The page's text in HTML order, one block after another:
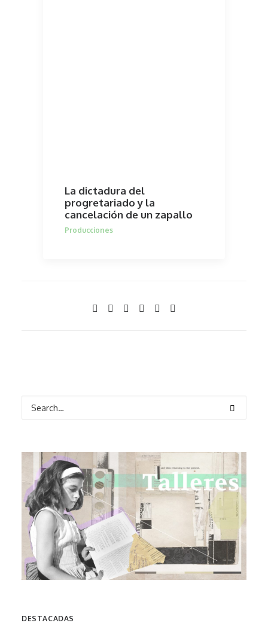
La dictadura del
progretariado y la
cancelación de un zapallo
Producciones
DESTACADAS